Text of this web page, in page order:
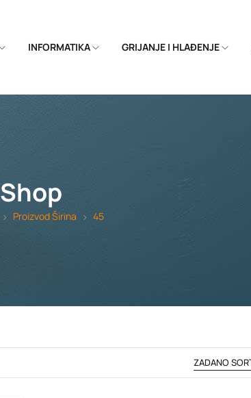
INFORMATIKA GRIJANJE I HLAĐENJE
Shop
Proizvod Širina 45